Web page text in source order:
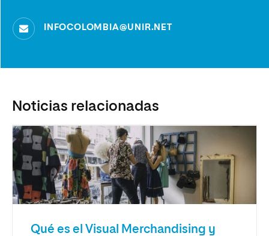
INFOCOLOMBIA@UNIR.NET
Noticias relacionadas
Qué es el Visual Merchandising y